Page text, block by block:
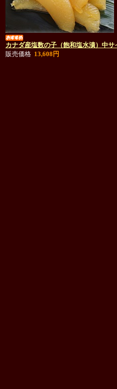
カナダ産塩数の子（飽和塩水漬）中サ
販売価格 13,608円